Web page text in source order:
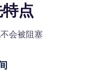
点
会被阻塞